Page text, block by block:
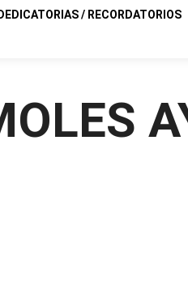
DEDICATORIAS / RECORDATORIOS